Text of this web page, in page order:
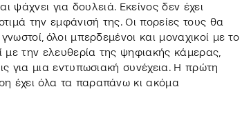
ψάχνει για δουλειά. Εκείνος δεν έχει
την εμφάνισή της. Οι πορείες τους θα
όλοι μπερδεμένοι και μοναχικοί με το
με την ελευθερία της ψηφιακής κάμερας,
για μια εντυπωσιακή συνέχεια. Η πρώτη
έχει όλα τα παραπάνω κι ακόμα